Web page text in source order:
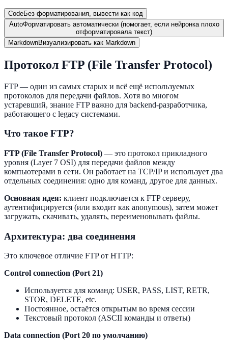
CodeБез форматирования, вывести как код
AutoФорматировать автоматически (помогает, если нейронка плохо
отформатировала текст)
MarkdownВизуализировать как Markdown
Протокол FTP (File Transfer Protocol)
FTP — один из самых старых и всё ещё используемых
протоколов для передачи файлов. Хотя во многом
устаревший, знание FTP важно для backend-разработчика,
работающего с legacy системами.
Что такое FTP?
FTP (File Transfer Protocol) — это протокол прикладного
уровня (Layer 7 OSI) для передачи файлов между
компьютерами в сети. Он работает на TCP/IP и использует два
отдельных соединения: одно для команд, другое для данных.
Основная идея: клиент подключается к FTP серверу,
аутентифицируется (или входит как anonymous), затем может
загружать, скачивать, удалять, переименовывать файлы.
Архитектура: два соединения
Это ключевое отличие FTP от HTTP:
Control connection (Port 21)
Используется для команд: USER, PASS, LIST, RETR,
STOR, DELETE, etc.
Постоянное, остаётся открытым во время сессии
Текстовый протокол (ASCII команды и ответы)
Data connection (Port 20 по умолчанию)